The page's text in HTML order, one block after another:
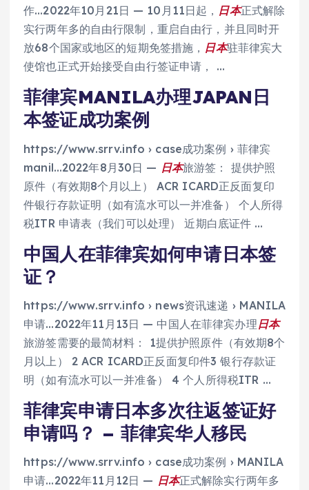
作…2022年10月21日 — 10月11日起， 日本正式解除
实行两年多的自由行限制，重启自由行，并且同时开
放68个国家或地区的短期免签措施， 日本驻菲律宾大
使馆也正式开始接受自由行签证申请， …
菲律宾MANILA办理JAPAN日
本签证成功案例
https://www.srrv.info › case成功案例 › 菲律宾
manil…2022年8月30日 — 日本旅游签： 提供护照
原件（有效期8个月以上） ACR ICARD正反面复印
件银行存款证明（如有流水可以一并准备） 个人所得
税ITR 申请表（我们可以处理） 近期白底证件 …
中国人在菲律宾如何申请日本签
证？
https://www.srrv.info › news资讯速递 › MANILA
申请…2022年11月13日 — 中国人在菲律宾办理日本
旅游签需要的最简材料： 1提供护照原件（有效期8个
月以上） 2 ACR ICARD正反面复印件3 银行存款证
明（如有流水可以一并准备） 4 个人所得税ITR …
菲律宾申请日本多次往返签证好
申请吗？ – 菲律宾华人移民
https://www.srrv.info › case成功案例 › MANILA
申请…2022年11月12日 — 日本正式解除实行两年多